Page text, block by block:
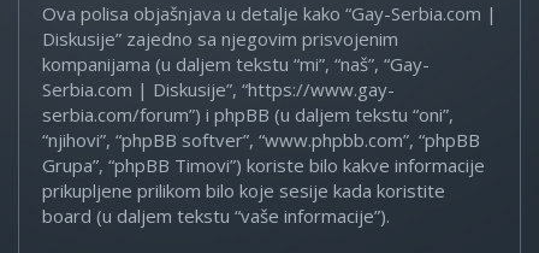
Ova polisa objašnjava u detalje kako “Gay-Serbia.com |
Diskusije” zajedno sa njegovim prisvojenim
kompanijama (u daljem tekstu “mi”, “naš”, “Gay-
Serbia.com | Diskusije”, “https://www.gay-
serbia.com/forum”) i phpBB (u daljem tekstu “oni”,
“njihovi”, “phpBB softver”, “www.phpbb.com”, “phpBB
Grupa”, “phpBB Timovi”) koriste bilo kakve informacije
prikupljene prilikom bilo koje sesije kada koristite
board (u daljem tekstu “vaše informacije”).